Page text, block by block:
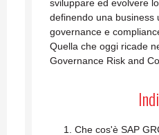
sviluppare ed evolvere
definendo una business
governance e
Quella che oggi ricade
Governance Risk and
Che cos'è SAP